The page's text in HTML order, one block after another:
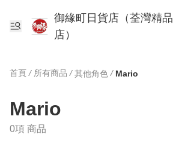
御緣町日貨店（荃灣精品
店）
首頁 / 所有商品 / 其他角色 / Mario
Mario
0項 商品